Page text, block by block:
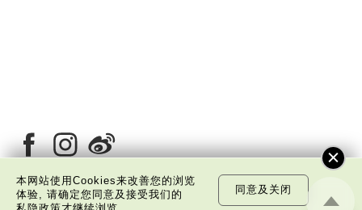
本网站使用Cookies来改善您的浏览
体验, 请确定您同意及接受我们的
同意及关闭